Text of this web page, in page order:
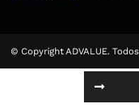
© Copyright ADVALUE.